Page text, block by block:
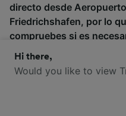
directo desde
Friedrichshafen, por lo
compruebes si es
buscar tus billetes.
Hi there,
Would you like to view